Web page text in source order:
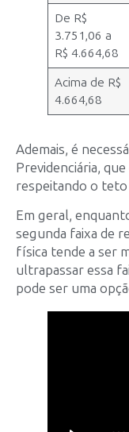
De R$
3.751,06 a
R$ 4.664,68
Acima de R$
4.664,68
Ademais, é
Previdenciária,
respeitando o teto
Em geral,
segunda faixa de
física tende a ser
ultrapassar essa
pode ser uma